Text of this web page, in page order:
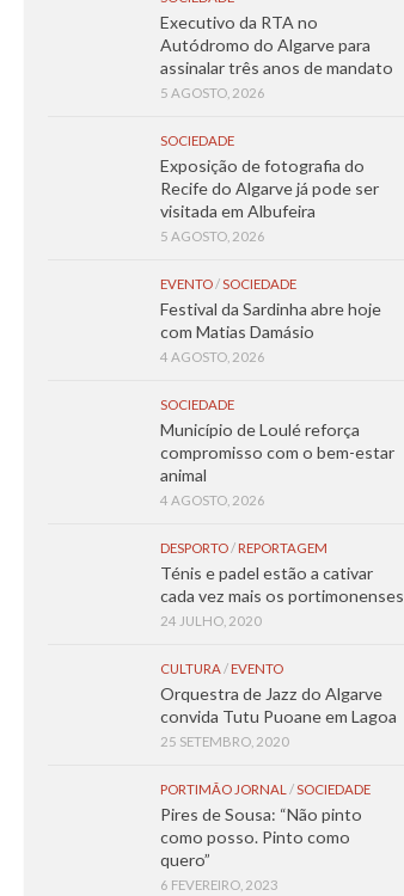
Executivo da RTA no
Autódromo do Algarve para
assinalar três anos de mandato
5 AGOSTO, 2026
SOCIEDADE
Exposição de fotografia do
Recife do Algarve já pode ser
visitada em Albufeira
5 AGOSTO, 2026
EVENTO/SOCIEDADE
Festival da Sardinha abre hoje
com Matias Damásio
4 AGOSTO, 2026
SOCIEDADE
Município de Loulé reforça
compromisso com o bem-estar
animal
4 AGOSTO, 2026
DESPORTO/ REPORTAGEM
Ténis e padel estão a cativar
cada vez mais os portimonenses
24 JULHO, 2020
CULTURA/ EVENTO
Orquestra de Jazz do Algarve
convida Tutu Puoane em Lagoa
25 SETEMBRO, 2020
PORTIMÃO JORNAL /SOCIEDADE
Pires de Sousa: “Não pinto
como posso. Pinto como
quero”
6 FEVEREIRO, 2023